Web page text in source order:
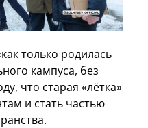
только родилась
кампуса, без
что старая «лётка»
и стать частью